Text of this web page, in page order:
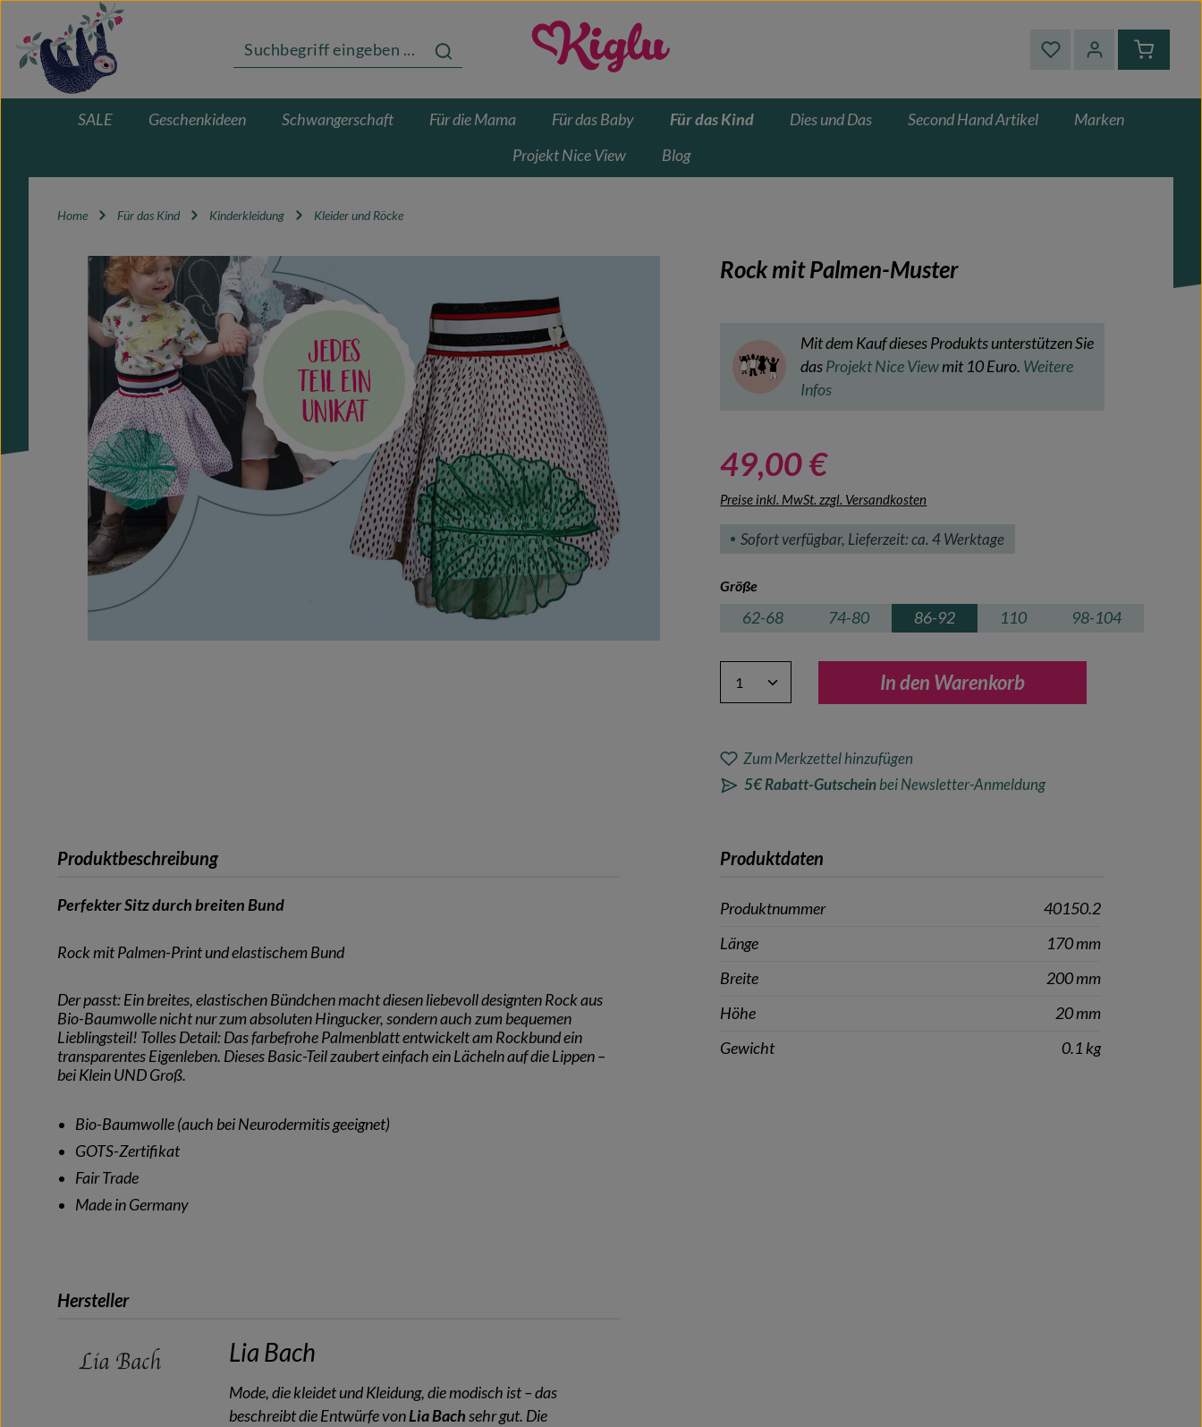
Hauptinhalt springen
Zur Suche springen
Zur Hauptnavigation springen
Du hast 0 Produkte auf
SALE Geschenkideen Schwangerschaft Für die Mama Für das Baby Für das Kind Dies und Das Second Hand Artikel
Marken
Projekt Nice View
Blog
Home Für das Kind Kinderkleidung Kleider und Röcke
Bildergalerie überspringen Rock mit Palmen-Muster
Mit dem Kauf dieses Produkts unterstützen Sie
dasProjekt Nice Viewmit 10 Euro. Weitere
Infos
49,00 €
Preise inkl. MwSt. zzgl. Versandkosten
Sofort verfügbar, Lieferzeit: ca. 4 Werktage
Größeauswählen
62-68 74-80 86-92 110 98-104
Produkt Anzahl: Gib den gewünschten Wert ein oder
In den Warenkorb
Zum Merkzettel hinzufügen
5€ Rabatt-Gutscheinbei Newsletter-Anmeldung
Produktbeschreibung
Perfekter Sitz durch breiten Bund
Rock mit Palmen-Print und elastischem Bund
Der passt: Ein breites, elastischen Bündchen macht diesen liebevoll designten Rock aus
Bio-Baumwolle nicht nur zum absoluten Hingucker, sondern auch zum bequemen
Lieblingsteil! Tolles Detail: Das farbefrohe Palmenblatt entwickelt am Rockbund ein
transparentes Eigenleben. Dieses Basic-Teil zaubert einfach ein Lächeln auf die Lippen –
bei Klein UND Groß.
Bio-Baumwolle (auch bei Neurodermitis geeignet)
GOTS-Zertifikat
Fair Trade
Made in Germany
Hersteller
Lia Bach
Mode, die kleidet und Kleidung, die modisch ist – das
beschreibt die Entwürfe vonLia Bachsehr gut. Die
Produktdaten
Produktnummer
40150.2
Länge
170 mm
Breite
200 mm
Höhe
20 mm
Gewicht
0.1 kg